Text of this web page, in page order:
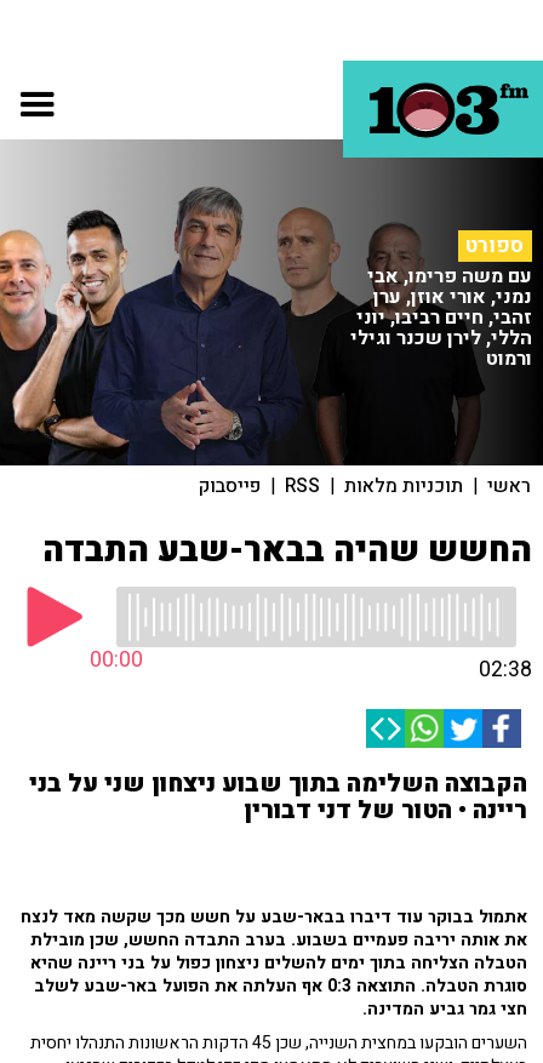
ספורט
עם משה פרימו, אבי
נמני, אורי אוזן, ערן
זהבי, חיים רביבו, יוני
הללי, לירן שכנר וגילי
ורמוט
ראשי | תוכניות מלאות |
RSS
| פייסבוק
החשש שהיה בבאר-שבע התבדה
00:00 02:38
הקבוצה השלימה בתוך שבוע ניצחון שני על בני
ריינה • הטור של דני דבורין
אתמול בבוקר עוד דיברו בבאר-שבע על חשש מכך שקשה מאד לנצח
את אותה יריבה פעמיים בשבוע. בערב התבדה החשש, שכן מובילת
הטבלה הצליחה בתוך ימים להשלים ניצחון כפול על בני ריינה שהיא
סוגרת הטבלה. התוצאה 0:3 אף העלתה את הפועל באר-שבע לשלב
חצי גמר גביע המדינה.
השערים הובקעו במחצית השנייה, שכן 45 הדקות הראשונות התנהלו יחסית